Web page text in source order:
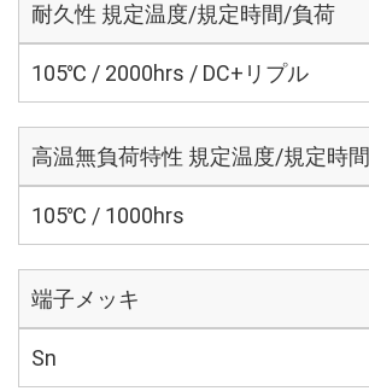
耐久性 規定温度/規定時間/負荷
105℃ / 2000hrs / DC+リプル
高温無負荷特性 規定温度/規定時間
105℃ / 1000hrs
端子メッキ
Sn